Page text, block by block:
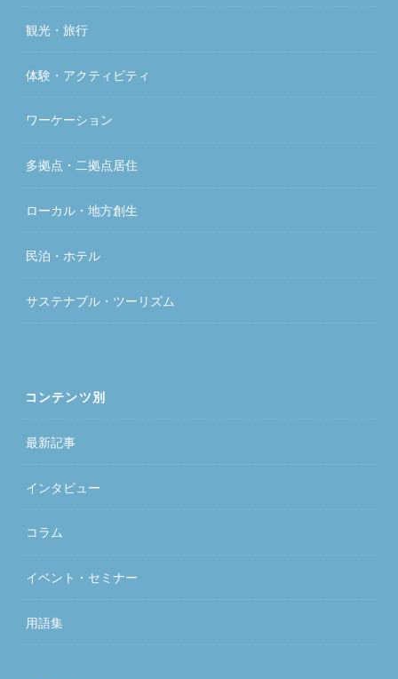
観光・旅行
体験・アクティビティ
ワーケーション
多拠点・二拠点居住
ローカル・地方創生
民泊・ホテル
サステナブル・ツーリズム
コンテンツ別
最新記事
インタビュー
コラム
イベント・セミナー
用語集